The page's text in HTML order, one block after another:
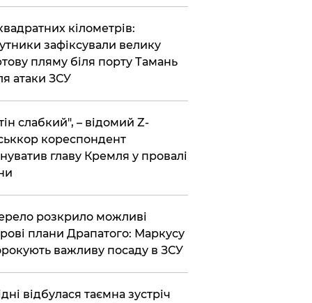
кілометрів:
зафіксували велику
пляму біля порту Тамань
атаки ЗСУ
слабкий", – відомий Z-
кореспондент
главу Кремля у провалі
розкрило можливі
плани Драпатого: Маркусу
важливу посаду в ЗСУ
відбулася таємна зустріч